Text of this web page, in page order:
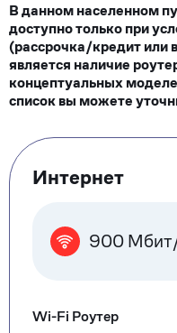
В данном населенном
доступно только при
(рассрочка/кредит или
является наличие
концептуальных
список вы можете
Тарифные
опции
Интернет
900
Wi-Fi Роутер